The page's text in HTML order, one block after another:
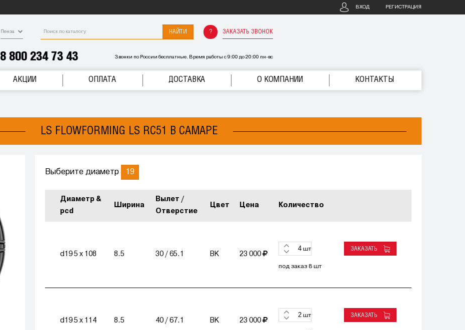
ВХОД РЕГИСТРАЦИЯ
Пенза НАЙТИ ЗАКАЗАТЬ ЗВОНОК
8 800 234 73 43 Звонки по России бесплатные. Время работы с 9:00 до 20:00 пн-вс
АКЦИИ ОПЛАТА ДОСТАВКА О КОМПАНИИ КОНТАКТЫ
LS FLOWFORMING LS RC51 В САМАРЕ
Выберите диаметр 19
Диаметр &
pcd
Ширина
Вылет /
Отверстие
Цвет Цена Количество
d19 5 x 108 8.5 30 / 65.1 BK 23 000
шт ЗАКАЗАТЬ
под заказ 8 шт
d19 5 x 114 8.5 40 / 67.1 BK 23 000
шт ЗАКАЗАТЬ